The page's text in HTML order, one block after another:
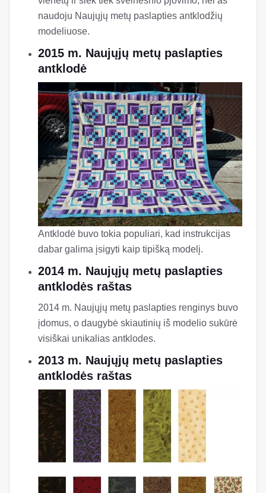
naudoju Naujųjų metų paslapties antklodžių
modeliuose.
2015 m. Naujųjų metų paslapties
antklodė
Antklodė buvo tokia populiari, kad instrukcijas
dabar galima įsigyti kaip tipišką modelį.
2014 m. Naujųjų metų paslapties
antklodės raštas
2014 m. Naujųjų metų paslapties renginys buvo
įdomus, o daugybė skiautinių iš modelio sukūrė
visiškai unikalias antklodes.
2013 m. Naujųjų metų paslapties
antklodės raštas